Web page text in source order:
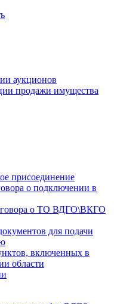
аукционов
продажи имущества
присоединение
о подключении в
о ТО ВДГО\ВКГО
для подачи
включенных в
области